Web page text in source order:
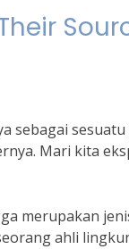
sebagai
Mari kita
merupakan
ahli